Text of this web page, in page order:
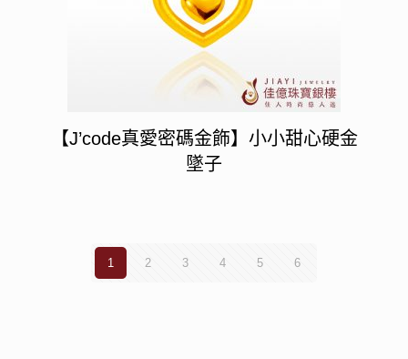
【J’code真愛密碼金飾】小小甜心硬金
墜子
1 2 3 4 5 6